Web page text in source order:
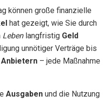
können große finanzielle
hat gezeigt, wie Sie durch
Lebenlangfristig Geld
unnötiger Verträge bis
Anbietern – jede Maßnahme
Ausgaben und die Nutzung